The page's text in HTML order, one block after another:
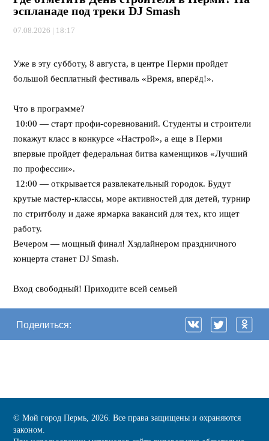
эспланаде под треки DJ Smash
07.08.2026 | 18:17
Уже в эту субботу, 8 августа, в центре Перми пройдет
большой бесплатный фестиваль «Время, вперёд!».
Что в программе?
10:00 — старт профи-соревнований. Студенты и строители
покажут класс в конкурсе «Настрой», а еще в Перми
впервые пройдет федеральная битва каменщиков «Лучший
по профессии».
12:00 — открывается развлекательный городок. Будут
крутые мастер-классы, море активностей для детей, турнир
по стритболу и даже ярмарка вакансий для тех, кто ищет
работу.
Вечером — мощный финал! Хэдлайнером праздничного
концерта станет DJ Smash.
Вход свободный! Приходите всей семьей
Поделиться:
© Мой город Пермь, 2026. Все права защищены и охраняются
законом.